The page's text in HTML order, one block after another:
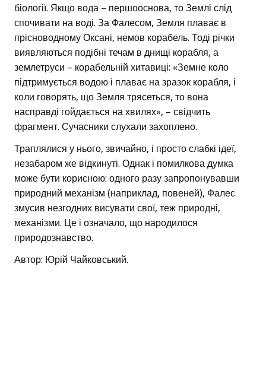
біології. Якщо вода – першооснова, то Землі слід
спочивати на воді. За Фалесом, Земля плаває в
прісноводному Оксані, немов корабель. Тоді річки
виявляються подібні течам в днищі корабля, а
землетруси – корабельній хитавиці: «Земне коло
підтримується водою і плаває на зразок корабля, і
коли говорять, що Земля трясеться, то вона
насправді гойдається на хвилях», – свідчить
фрагмент. Сучасники слухали захоплено.
Траплялися у нього, звичайно, і просто слабкі ідеї,
незабаром же відкинуті. Однак і помилкова думка
може бути корисною: одного разу запропонувавши
природний механізм (наприклад, повеней), Фалес
змусив незгодних висувати свої, теж природні,
механізми. Це і означало, що народилося
природознавство.
Автор: Юрій Чайковський.